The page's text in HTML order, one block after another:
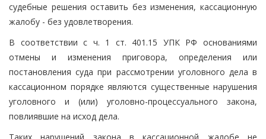
судебные решения оставить без изменения, кассационную
жалобу - без удовлетворения.
В соответствии с ч. 1 ст. 401.15 УПК РФ основаниями
отмены и изменения приговора, определения или
постановления суда при рассмотрении уголовного дела в
кассационном порядке являются существенные нарушения
уголовного и (или) уголовно-процессуального закона,
повлиявшие на исход дела.